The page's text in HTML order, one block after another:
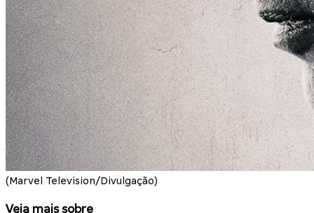
(Marvel Television/Divulgação)
Veja mais sobre